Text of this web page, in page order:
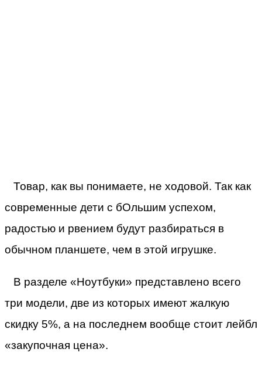
Товар, как вы понимаете, не ходовой. Так как
современные дети с бОльшим успехом,
радостью и рвением будут разбираться в
обычном планшете, чем в этой игрушке.
В разделе «Ноутбуки» представлено всего
три модели, две из которых имеют жалкую
скидку 5%, а на последнем вообще стоит лейбл
«закупочная цена».